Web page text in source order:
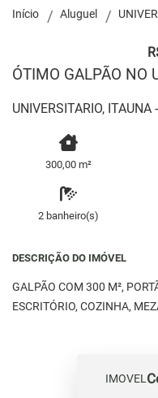
Início Aluguel
ÓTIMO GALPÃO NO
UNIVERSITARIO, ITAUNA
300,00 m²
2 banheiro(s)
DESCRIÇÃO DO IMÓVEL
GALPÃO COM 300 M²,
ESCRITÓRIO, COZINHA,
IMOVEL